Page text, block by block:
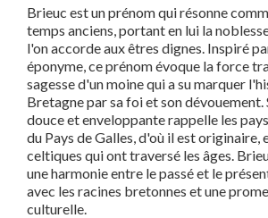
Brieuc est un prénom qui résonne
temps anciens, portant en lui la
l'on accorde aux êtres dignes. Inspiré
éponyme, ce prénom évoque la force
sagesse d'un moine qui a su marquer
Bretagne par sa foi et son dévouement.
douce et enveloppante rappelle les
du Pays de Galles, d'où il est originaire,
celtiques qui ont traversé les âges.
une harmonie entre le passé et le
avec les racines bretonnes et une
culturelle.